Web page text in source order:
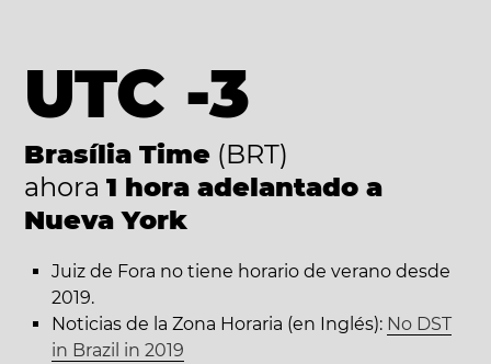
UTC -3
Brasília Time (BRT)
ahora 1 hora adelantado a
Nueva York
Juiz de Fora no tiene horario de verano desde
2019.
Noticias de la Zona Horaria (en Inglés): No DST
in Brazil in 2019